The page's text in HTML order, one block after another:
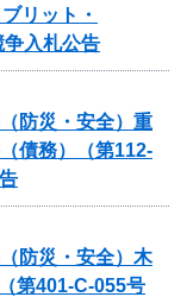
リット・
入札公告
防災・安全）重
債務）（第112-
防災・安全）木
第401-C-055号